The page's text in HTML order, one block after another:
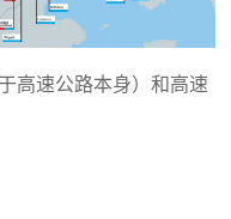
高速公路本身）和高速